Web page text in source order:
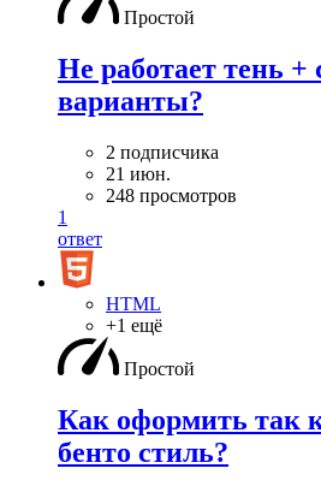
Простой
Не работает тень +
варианты?
2 подписчика
21 июн.
248 просмотров
1
ответ
HTML
+1 ещё
Простой
Как оформить так
бенто стиль?